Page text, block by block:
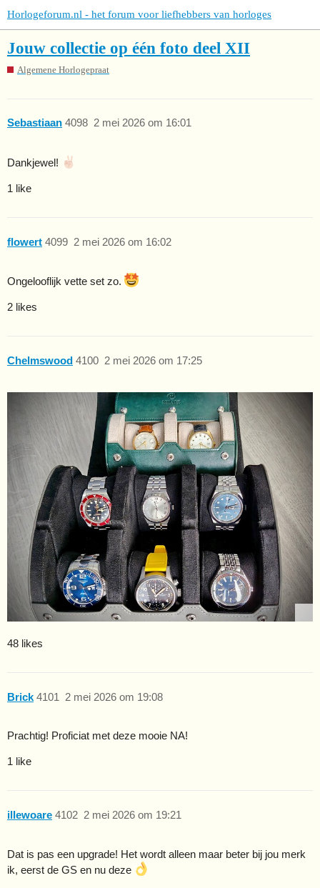
Horlogeforum.nl - het forum voor liefhebbers van horloges
Jouw collectie op één foto deel XII
Algemene Horlogepraat
Sebastiaan 2 mei 2026 om 16:01
4098
Dankjewel!
1 like
flowert 2 mei 2026 om 16:02
4099
Ongelooflijk vette set zo.
2 likes
Chelmswood 2 mei 2026 om 17:25
4100
48 likes
Brick 2 mei 2026 om 19:08
4101
Prachtig! Proficiat met deze mooie NA!
1 like
illewoare 2 mei 2026 om 19:21
4102
Dat is pas een upgrade! Het wordt alleen maar beter bij jou merk
ik, eerst de GS en nu deze